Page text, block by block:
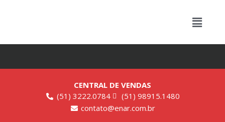
CENTRAL DE VENDAS
(51) 3222.0784
(51) 98915.1480
contato@enar.com.br